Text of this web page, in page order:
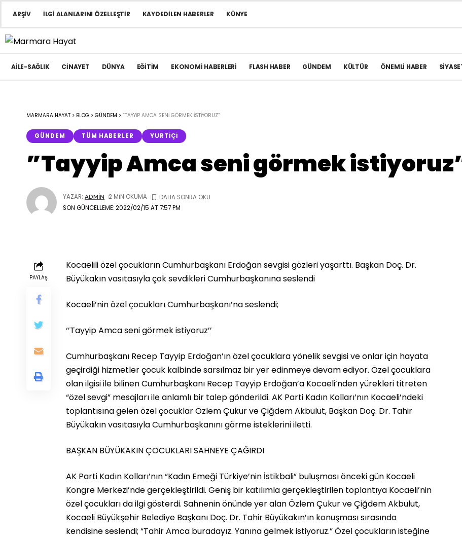
ARŞIV İLGI ALANLARINI ÖZELLEŞTIR KAYDEDILEN HABERLER KÜNYE
AILE-SAĞLIK CINAYET DÜNYA EĞITIM EKONOMI HABERLERI FLASH HABER GÜNDEM KÜLTÜR ÖNEMLI HABER
MARMARA HAYAT > BLOG > GÜNDEM > ”TAYYIP AMCA SENI GÖRMEK ISTIYORUZ”
GÜNDEM TÜM HABERLER YURTIÇI
”Tayyip Amca seni görmek
SON GÜNCELLEME: 2022/02/15 AT 7:57 PM
YAZAR: ADMIN 2 MIN OKUMA
PAYLAŞ
Kocaelili özel çocukların Cumhurbaşkanı Erdoğan sevgisi gözleri yaşarttı. Başkan Doç. Dr.
Büyükakın vasıtasıyla çok sevdikleri Cumhurbaşkanına seslendi
Kocaeli’nin özel çocukları Cumhurbaşkanı’na seslendi;
‘’Tayyip Amca seni görmek istiyoruz’’
Cumhurbaşkanı Recep Tayyip Erdoğan’ın özel çocuklara yönelik sevgisi ve onlar için hayata
geçirdiği hizmetler çocuk kalbinde sarsılmaz bir yer edinmeye devam ediyor. Özel çocuklara
olan ilgisi ile bilinen Cumhurbaşkanı Recep Tayyip Erdoğan’a Kocaeli’nden yürekleri titreten
“özel sevgi” mesajları ile anlamlı bir talep gönderildi. AK Parti Kadın Kolları’nın Kocaeli’ndeki
toplantısına gelen özel çocuklar Özlem Çukur ve Çiğdem Akbulut, Başkan Doç. Dr. Tahir
Büyükakın vasıtasıyla Cumhurbaşkanını görme isteklerini iletti.
BAŞKAN BÜYÜKAKIN ÇOCUKLARI SAHNEYE ÇAĞIRDI
AK Parti Kadın Kolları’nın “Kadın Emeği Türkiye’nin İstikbali” buluşması önceki gün Kocaeli
Kongre Merkezi’nde gerçekleştirildi. Geniş bir katılımla gerçekleştirilen toplantıya Kocaeli’nin
özel çocukları da ilgi gösterdi. Sahnenin önünde yer alan Özlem Çukur ve Çiğdem Akbulut,
Kocaeli Büyükşehir Belediye Başkanı Doç. Dr. Tahir Büyükakın’ın konuşması sırasında
kendisine seslendi; “Tahir Amca buradayız. Yanına gelmek istiyoruz.” Özel çocukların isteğine